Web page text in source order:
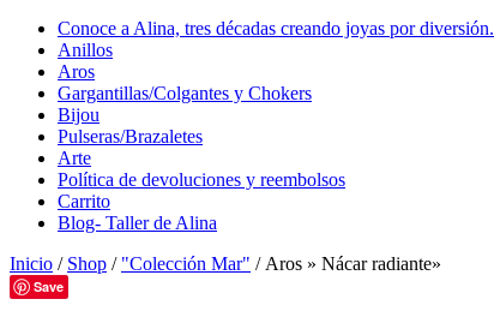
Conoce a Alina, tres décadas creando joyas por diversión.
Anillos
Aros
Gargantillas/Colgantes y Chokers
Bijou
Pulseras/Brazaletes
Arte
Política de devoluciones y reembolsos
Carrito
Blog- Taller de Alina
Inicio / Shop / "Colección Mar" / Aros » Nácar radiante»
Save